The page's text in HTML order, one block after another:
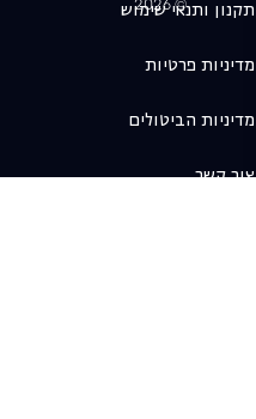
© 2026
תקנון ותנאי שימוש
מדיניות פרטיות
מדיניות הביטולים
צור קשר